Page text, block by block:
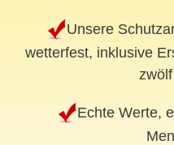
Unsere
wetterfest, inklusive
Echte Werte,